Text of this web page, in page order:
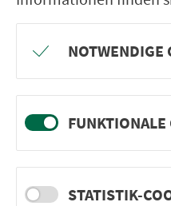
Mach mit und
Team-Plätzen für
NOTWENDIGE
FUNKTIONALE
STATISTIK-